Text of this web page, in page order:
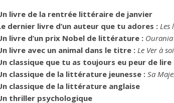
livre de la rentrée littéraire de janvier
dernier livre d’un auteur que tu adores : Les
livre d’un prix Nobel de littérature : Ourania
livre avec un animal dans le titre : Le Ver à
classique que tu as toujours eu peur de lire
classique de la littérature jeunesse : Sa
classique de la littérature anglaise
thriller psychologique